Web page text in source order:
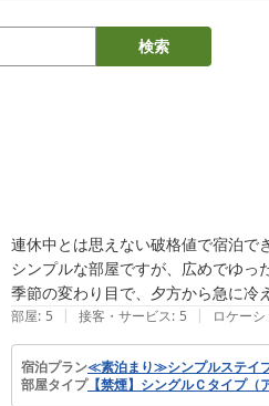
検索
連休中とは思えない破格値で宿泊で
シンプルな部屋ですが、広めでゆっ
季節の変わり目で、夕方から急に冷
部屋: 5 | 接客・サービス: 5 | ロケーシ
宿泊プラン≪素泊まり≫シンプルステイ
部屋タイプ【禁煙】シングルＣタイプ（